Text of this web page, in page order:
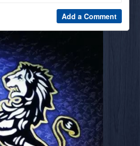
Add a Comment